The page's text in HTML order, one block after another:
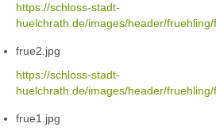
https://schloss-stadt-
huelchrath.de/images/header/
frue2.jpg
https://schloss-stadt-
huelchrath.de/images/header/
frue1.jpg